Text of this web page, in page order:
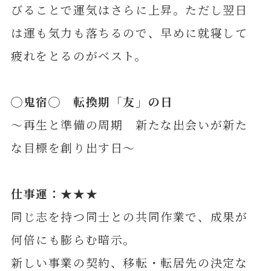
びることで運気はさらに上昇。ただし翌日
は運も気力も落ちるので、早めに就寝して
疲れをとるのがベスト。
◯鬼宿◯ 転換期「友」の日
～再生と準備の周期 新たな出会いが新た
な目標を創り出す日～
仕事運：★★★
同じ志を持つ同士との共同作業で、成果が
何倍にも膨らむ暗示。
新しい事業の契約、移転・転居先の決定な